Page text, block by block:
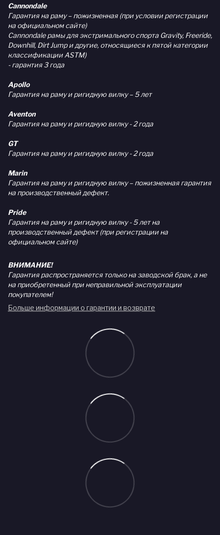
Cannondale
Гарантия на раму – пожизненная (при условии регистрации
на официальном сайте)
Cannondale рамы для экстримального спорта Gravity, Freeride,
Downhill, Dirt Jump и другие, относящиеся к пятой категории
классификации ASTM)
- гарантия 3 года
Apollo
Гарантия на раму и ригидную вилку – 5 лет
Aventon
Гарантия на раму и ригидную вилку - 2 года
GT
Гарантия на раму и ригидную вилку - 2 года
Marin
Гарантия на раму и ригидную вилку – пожизненная гарантия
на производственный дефект.
Pride
Гарантия на раму и ригидную вилку - 5 лет на
производственный дефект (при регистрации на
официальном сайте)
ВНИМАНИЕ!
Гарантия распространяется только на заводской брак, а не
на приобретенный при неправильной эксплуатации
покупателем!
Больше информации о гарантии и возврате